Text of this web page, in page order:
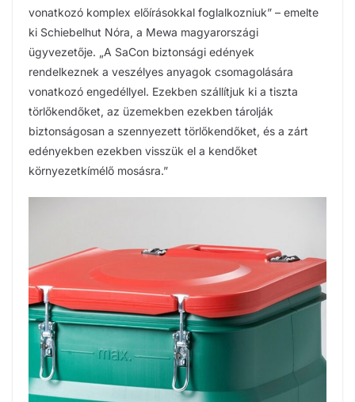
vonatkozó komplex előírásokkal foglalkozniuk” – emelte
ki Schiebelhut Nóra, a Mewa magyarországi
ügyvezetője. „A SaCon biztonsági edények
rendelkeznek a veszélyes anyagok csomagolására
vonatkozó engedéllyel. Ezekben szállítjuk ki a tiszta
törlőkendőket, az üzemekben ezekben tárolják
biztonságosan a szennyezett törlőkendőket, és a zárt
edényekben ezekben visszük el a kendőket
környezetkímélő mosásra.”